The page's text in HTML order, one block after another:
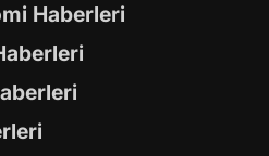
Haberleri